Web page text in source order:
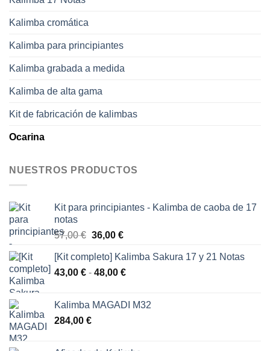
Kalimba cromática
Kalimba para principiantes
Kalimba grabada a medida
Kalimba de alta gama
Kit de fabricación de kalimbas
Ocarina
NUESTROS PRODUCTOS
Kit para principiantes - Kalimba de caoba de 17
notas
57,00€ El
original
era:
36,00 €El
actual
es:
[Kit completo] Kalimba Sakura 17 y 21 Notas
43,00 € - 48,00 €Rango
desde
48,00 €
Kalimba MAGADI M32
284,00 €